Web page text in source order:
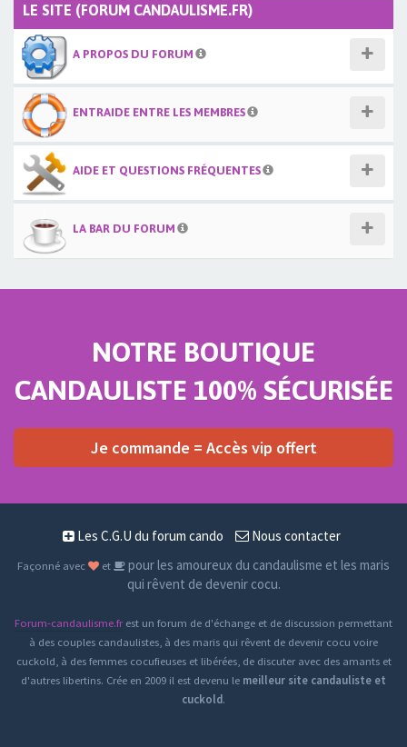
LE SITE (FORUM CANDAULISME.FR)
A PROPOS DU FORUM
ENTRAIDE ENTRE LES MEMBRES
AIDE ET QUESTIONS FRÉQUENTES
LA BAR DU FORUM
NOTRE BOUTIQUE
CANDAULISTE 100% SÉCURISÉE
Je commande = Accès vip offert
Les C.G.U du forum cando Nous contacter
Façonné avec et
pour les amoureux du candaulisme et les maris
qui rêvent de devenir cocu.
Forum-candaulisme.frest un forum de d'échange et de discussion permettant
à des couples candaulistes, à des maris qui rêvent de devenir cocu voire
cuckold, à des femmes cocufieuses et libérées, de discuter avec des amants et
d'autres libertins. Crée en 2009 il est devenu le meilleur site candauliste et
cuckold.